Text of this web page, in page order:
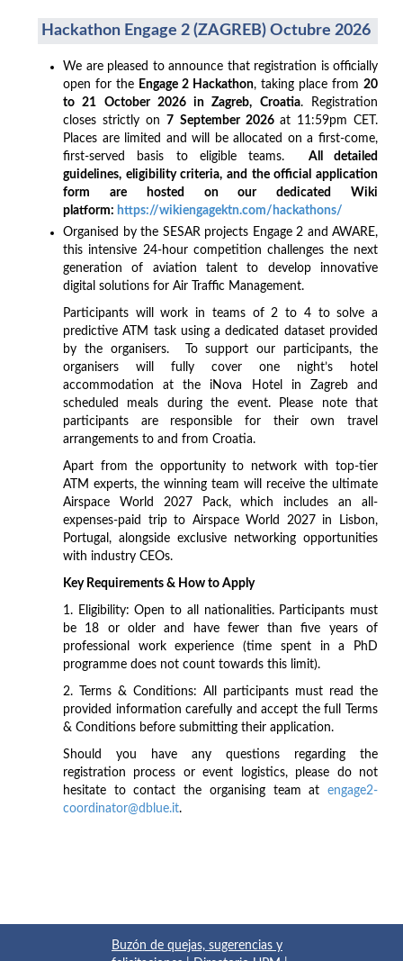
Hackathon Engage 2 (ZAGREB) Octubre 2026
We are pleased to announce that registration is officially
open for the Engage 2 Hackathon, taking place from 20
to 21 October 2026 in Zagreb, Croatia. Registration
closes strictly on7 September 2026 at 11:59pm CET.
Places are limited and will be allocated on a first-come,
first-served basis to eligible teams. All detailed
guidelines, eligibility criteria, and the official application
form are hosted on our dedicated Wiki
platform: https://wikiengagektn.com/hackathons/
Organised by the SESAR projects Engage 2 and AWARE,
this intensive 24-hour competition challenges the next
generation of aviation talent to develop innovative
digital solutions for Air Traffic Management.
Participants will work in teams of 2 to 4 to solve a
predictive ATM task using a dedicated dataset provided
by the organisers. To support our participants, the
organisers will fully cover one night’s hotel
accommodation at the iNova Hotel in Zagreb and
scheduled meals during the event. Please note that
participants are responsible for their own travel
arrangements to and from Croatia.
Apart from the opportunity to network with top-tier
ATM experts, the winning team will receive the ultimate
Airspace World 2027 Pack, which includes an all-
expenses-paid trip to Airspace World 2027 in Lisbon,
Portugal, alongside exclusive networking opportunities
with industry CEOs.
Key Requirements & How to Apply
1. Eligibility: Open to all nationalities. Participants must
be 18 or older and have fewer than five years of
professional work experience (time spent in a PhD
programme does not count towards this limit).
2. Terms & Conditions: All participants must read the
provided information carefully and accept the full Terms
& Conditions before submitting their application.
Should you have any questions regarding the
registration process or event logistics, please do not
hesitate to contact the organising team at engage2-
coordinator@dblue.it.
Buzón de quejas, sugerencias y